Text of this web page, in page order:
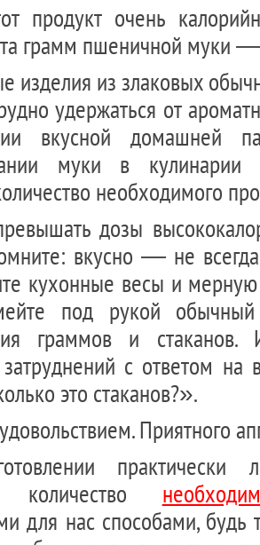
продукт очень
грамм пшеничной муки
изделия из злаковых
удержаться от
вкусной домашней
муки в кулинарии
необходимого
дозы
вкусно — не
кухонные весы и
под рукой
граммов и
затруднений с ответом
это стаканов?».
Приятного
количество
для нас способами, будь